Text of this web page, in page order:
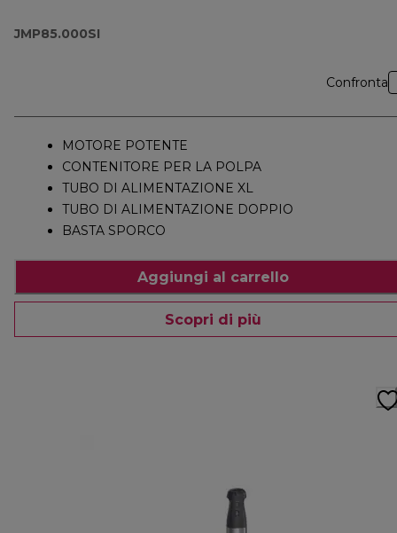
JMP85.000SI
Confronta
MOTORE POTENTE
CONTENITORE PER LA POLPA
TUBO DI ALIMENTAZIONE XL
TUBO DI ALIMENTAZIONE DOPPIO
BASTA SPORCO
Aggiungi al carrello
Scopri di più